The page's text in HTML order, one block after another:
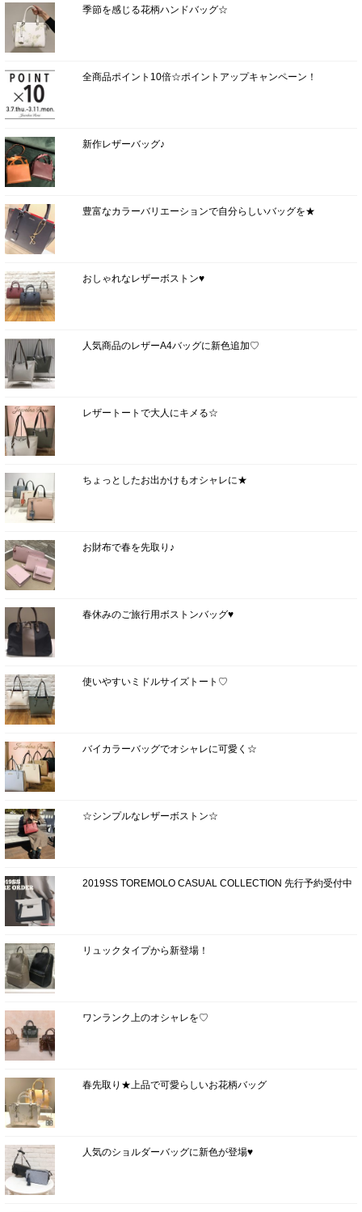
季節を感じる花柄ハンドバッグ☆
全商品ポイント10倍☆ポイントアップキャンペーン！
新作レザーバッグ♪
豊富なカラーバリエーションで自分らしいバッグを★
おしゃれなレザーボストン♥
人気商品のレザーA4バッグに新色追加♡
レザートートで大人にキメる☆
ちょっとしたお出かけもオシャレに★
お財布で春を先取り♪
春休みのご旅行用ボストンバッグ♥
使いやすいミドルサイズトート♡
バイカラーバッグでオシャレに可愛く☆
☆シンプルなレザーボストン☆
2019SS TOREMOLO CASUAL COLLECTION 先行予約受付中
リュックタイプから新登場！
ワンランク上のオシャレを♡
春先取り★上品で可愛らしいお花柄バッグ
人気のショルダーバッグに新色が登場♥